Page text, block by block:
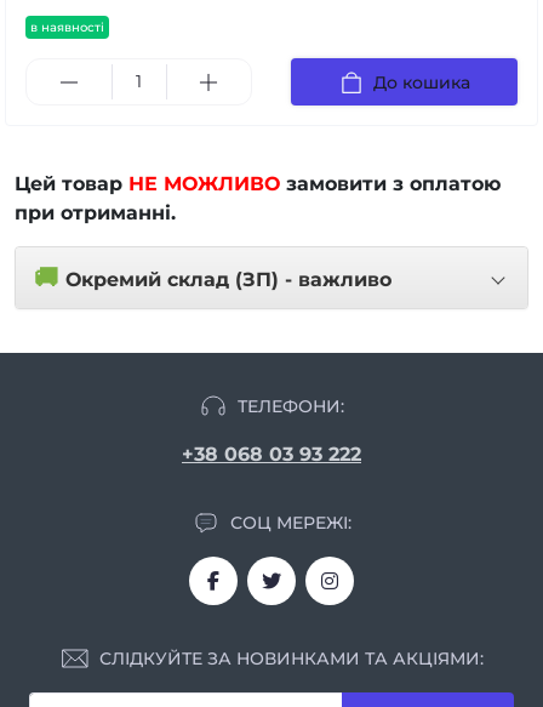
в наявності
До кошика
Цей товар НЕ МОЖЛИВО замовити з оплатою
при отриманні.
🚚 Окремий склад (ЗП) - важливо
ТЕЛЕФОНИ:
+38 068 03 93 222
СОЦ МЕРЕЖІ:
СЛІДКУЙТЕ ЗА НОВИНКАМИ ТА АКЦІЯМИ: